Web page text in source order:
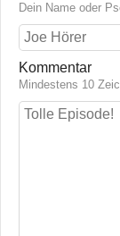
Dein Name oder
Kommentar
Mindestens 10